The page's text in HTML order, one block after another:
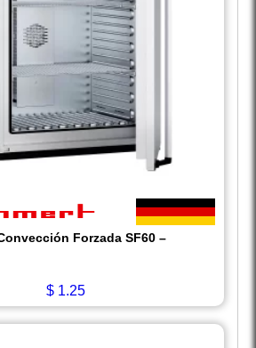
Forzada SF60 –
$ 1.25